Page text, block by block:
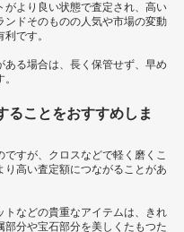
より良い状態で査定され、高い
ンドそのものの人気や市場の変動
です。
る場合は、長く保管せず、早め
ることをおすすめしま
すが、クロスなどで軽く磨くこ
り高い査定額につながることがあ
などの貴重なアイテムは、きれ
分や宝石部分を美しくたもつた